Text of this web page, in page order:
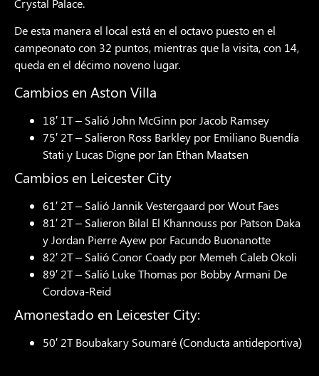
De esta manera el local está en el octavo puesto en el
campeonato con 32 puntos, mientras que la visita, con 14,
queda en el décimo noveno lugar.
Cambios en Aston Villa
18′ 1T – Salió John McGinn por Jacob Ramsey
75′ 2T – Salieron Ross Barkley por Emiliano Buendía
Stati y Lucas Digne por Ian Ethan Maatsen
Cambios en Leicester City
61′ 2T – Salió Jannik Vestergaard por Wout Faes
81′ 2T – Salieron Bilal El Khannouss por Patson Daka
y Jordan Pierre Ayew por Facundo Buonanotte
82′ 2T – Salió Conor Coady por Memeh Caleb Okoli
89′ 2T – Salió Luke Thomas por Bobby Armani De
Cordova-Reid
Amonestado en Leicester City:
50′ 2T Boubakary Soumaré (Conducta antideportiva)